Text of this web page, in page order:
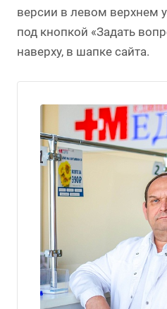
версии в левом верхнем
под кнопкой «Задать
наверху, в шапке сайта.